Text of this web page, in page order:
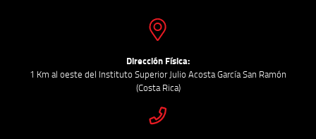
Dirección Física:
1 Km al oeste del Instituto Superior Julio Acosta García San Ramón
(Costa Rica)